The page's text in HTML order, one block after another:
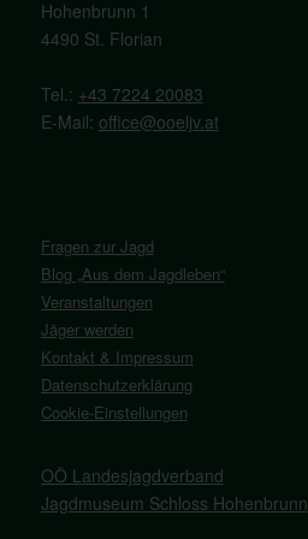
Hohenbrunn 1
4490 St. Florian
Tel.: +43 7224 20083
E-Mail: office@ooeljv.at
Fragen zur Jagd
Blog „Aus dem Jagdleben“
Veranstaltungen
Jäger werden
Kontakt & Impressum
Datenschutzerklärung
Cookie-Einstellungen
OÖ Landesjagdverband
Jagdmuseum Schloss Hohenbrunn